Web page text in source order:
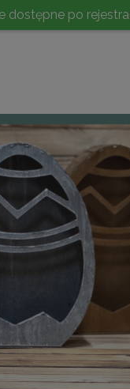
dostępne po